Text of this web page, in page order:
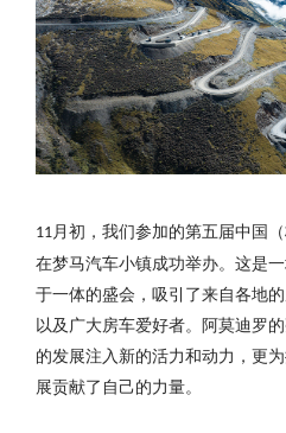
11 月初，我们参加的第五届中国
在梦马汽车小镇成功举办。这是
于一体的盛会，吸引了来自各地
以及广大房车爱好者。阿莫迪罗
的发展注入新的活力和动力，更
展贡献了自己的力量。